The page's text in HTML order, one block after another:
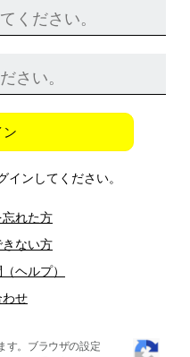
ン
インしてください。
れた方
きない方
ヘルプ）
わせ
す。ブラウザの設定